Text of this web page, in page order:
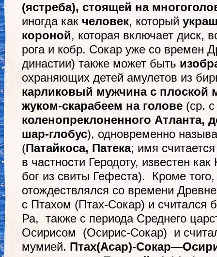
(ястреба), стоящей на
иногда как человек, который
короной, которая включает диск,
рога и кобр. Сокар уже со времен
династии) также может быть
охраняющих детей амулетов из
карликовый мужчина c плоской
жуком-скарабеем на голове (ср.
коленопреклоненного Атланта,
шар-глобус), одновременно
(Патайкоса, Патека; имя
в частности Геродоту, известен
бог из свиты Гефеста). Кроме
отождествлялся со времени
с Птахом (Птах-Сокар) и считался
Ра, также с периода Среднего
Осирисом (Осирис-Сокар) и
мумией. Птах(Асар)-Сокар—